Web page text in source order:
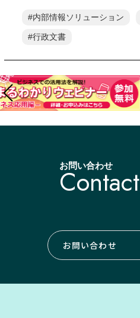
内部情報ソリューション
行政文書
お問い合わせ
Contact
お問い合わせ